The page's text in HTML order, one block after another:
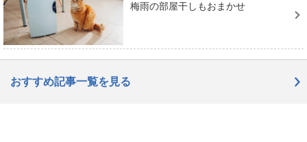
梅雨の部屋干しもおまかせ
おすすめ記事一覧を見る